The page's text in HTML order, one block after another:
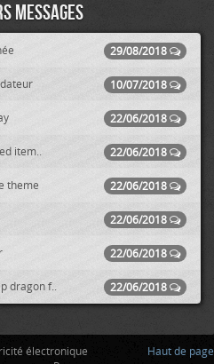
messages
29/08/2018
10/07/2018
22/06/2018
22/06/2018
item..
22/06/2018
theme
22/06/2018
22/06/2018
22/06/2018
dragon f..
Haut de page
électronique